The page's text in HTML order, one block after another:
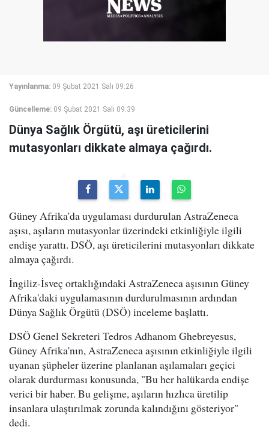
Yayınlanma: 09 Şubat 2021 Salı 09:26
Güncelleme: 09 Şubat 2021 Salı 09:39
Dünya Sağlık Örgütü, aşı üreticilerini
mutasyonları dikkate almaya çağırdı.
Güney Afrika'da uygulaması durdurulan AstraZeneca
aşısı, aşıların mutasyonlar üzerindeki etkinliğiyle ilgili
endişe yarattı. DSÖ, aşı üreticilerini mutasyonları dikkate
almaya çağırdı.
İngiliz-İsveç ortaklığındaki AstraZeneca aşısının Güney
Afrika'daki uygulamasının durdurulmasının ardından
Dünya Sağlık Örgütü (DSÖ) inceleme başlattı.
DSÖ Genel Sekreteri Tedros Adhanom Ghebreyesus,
Güney Afrika'nın, AstraZeneca aşısının etkinliğiyle ilgili
uyanan şüpheler üzerine planlanan aşılamaları geçici
olarak durdurması konusunda, "Bu her halükarda endişe
verici bir haber. Bu gelişme, aşıların hızlıca üretilip
insanlara ulaştırılmak zorunda kalındığını gösteriyor"
dedi.